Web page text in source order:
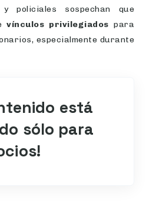
policiales sospechan que
vínculos privilegiados para
especialmente durante
está
sólo para